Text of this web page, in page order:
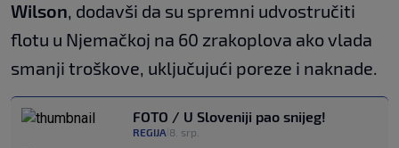
Wilson, dodavši da su spremni udvostručiti
flotu u Njemačkoj na 60 zrakoplova ako vlada
smanji troškove, uključujući poreze i naknade.
FOTO / U Sloveniji pao snijeg!
REGIJA 8. srp.